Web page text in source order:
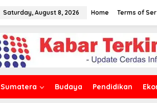
Saturday, August 8, 2026 Home Terms of
Sumatera Budaya Pendidikan